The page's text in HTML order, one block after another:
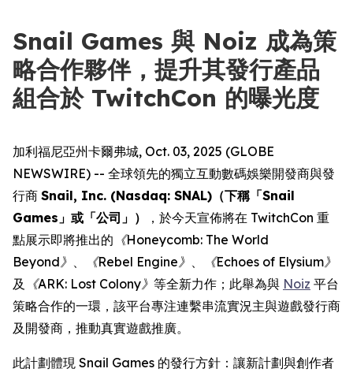
Snail Games 與 Noiz 成為策
略合作夥伴，提升其發行產品
組合於 TwitchCon 的曝光度
加利福尼亞州卡爾弗城, Oct. 03, 2025 (GLOBE
NEWSWIRE) -- 全球領先的獨立互動數碼娛樂開發商與發
行商 Snail, Inc. (Nasdaq: SNAL)（下稱「Snail
Games」或「公司」）
，於今天宣佈將在 TwitchCon 重
點展示即將推出的 《Honeycomb: The World
Beyond》 、 《Rebel Engine》 、
《Echoes of Elysium》
及
《ARK: Lost Colony》 等全新力作；此舉為與 Noiz 平台
策略合作的一環，該平台專注連繫串流實況主與遊戲發行商
及開發商，推動真實遊戲推廣。
此計劃體現 Snail Games 的發行方針：讓新計劃與創作者